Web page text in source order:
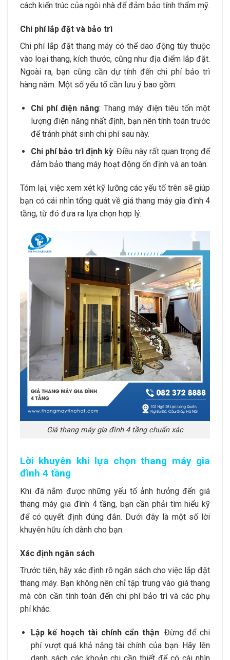
cách kiến trúc của ngôi nhà để đảm bảo tính thẩm mỹ.
Chi phí lắp đặt và bảo trì
Chi phí lắp đặt thang máy có thể dao động tùy thuộc
vào loại thang, kích thước, cũng như địa điểm lắp đặt.
Ngoài ra, bạn cũng cần dự tính đến chi phí bảo trì
hàng năm. Một số yếu tố cần lưu ý bao gồm:
Chi phí điện năng: Thang máy điện tiêu tốn một
lượng điện năng nhất định, bạn nên tính toán trước
để tránh phát sinh chi phí sau này.
Chi phí bảo trì định kỳ: Điều này rất quan trọng để
đảm bảo thang máy hoạt động ổn định và an toàn.
Tóm lại, việc xem xét kỹ lưỡng các yếu tố trên sẽ giúp
bạn có cái nhìn tổng quát về giá thang máy gia đình 4
tầng, từ đó đưa ra lựa chọn hợp lý.
Giá thang máy gia đình 4 tầng chuẩn xác
Lời khuyên khi lựa chọn thang máy gia
đình 4 tầng
Khi đã nắm được những yếu tố ảnh hưởng đến giá
thang máy gia đình 4 tầng, bạn cần phải tìm hiểu kỹ
để có quyết định đúng đắn. Dưới đây là một số lời
khuyên hữu ích dành cho bạn.
Xác định ngân sách
Trước tiên, hãy xác định rõ ngân sách cho việc lắp đặt
thang máy. Bạn không nên chỉ tập trung vào giá thang
mà còn cần tính toán đến chi phí bảo trì và các phụ
phí khác.
Lập kế hoạch tài chính cẩn thận: Đừng để chi
phí vượt quá khả năng tài chính của bạn. Hãy lên
danh sách các khoản chi cần thiết để có cái nhìn